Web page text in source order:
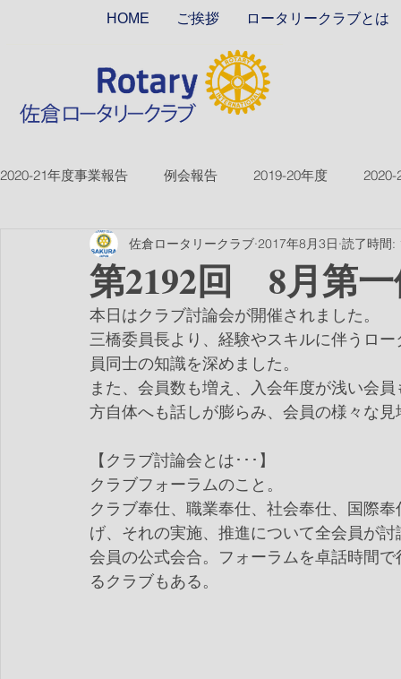
HOME ご挨拶 ロータリークラブとは
2020-21年度事業報告 例会報告 2019-20年度 2020-
2018-19ver2 2017-18ver2 2021-22年度
2026-27年度
第2192回 8月第
佐倉ロータリークラブ 2017年8月3日 読了時間:
本日はクラブ討論会が開催されました。
三橋委員長より、経験やスキルに伴うロ
員同士の知識を深めました。
また、会員数も増え、入会年度が浅い会
方自体へも話しが膨らみ、会員の様々な
【クラブ討論会とは･･･】
クラブフォーラムのこと。
クラブ奉仕、職業奉仕、社会奉仕、国際
げ、それの実施、推進について全会員が
会員の公式会合。フォーラムを卓話時間
るクラブもある。